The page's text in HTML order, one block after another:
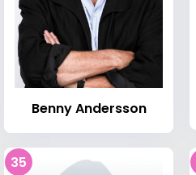
Benny Andersson
35